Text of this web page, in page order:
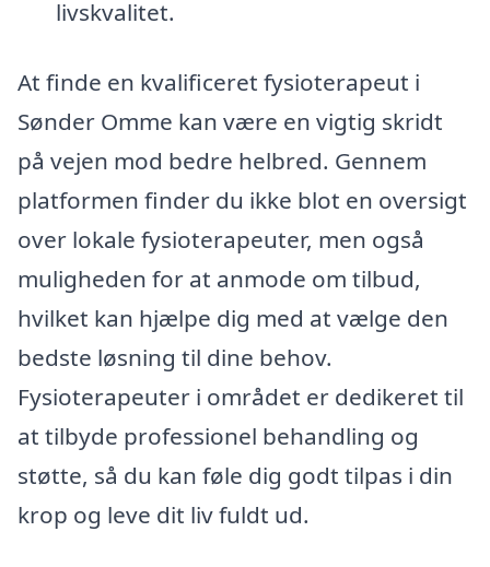
livskvalitet.
At finde en kvalificeret fysioterapeut i
Sønder Omme kan være en vigtig skridt
på vejen mod bedre helbred. Gennem
platformen finder du ikke blot en oversigt
over lokale fysioterapeuter, men også
muligheden for at anmode om tilbud,
hvilket kan hjælpe dig med at vælge den
bedste løsning til dine behov.
Fysioterapeuter i området er dedikeret til
at tilbyde professionel behandling og
støtte, så du kan føle dig godt tilpas i din
krop og leve dit liv fuldt ud.